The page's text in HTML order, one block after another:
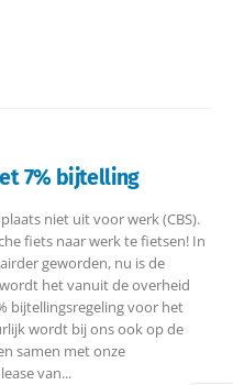
7% bijtelling
niet uit voor werk (CBS).
fiets naar werk te fietsen! In
geworden, nu is de
het vanuit de overheid
bijtellingsregeling voor het
wordt bij ons ook op de
samen met onze
van...